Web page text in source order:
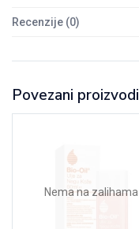
Recenzije (0)
Povezani proizvodi
Nema na zalihama